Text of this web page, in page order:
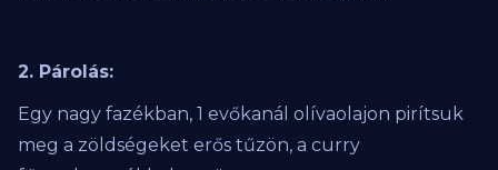
2. Párolás:
Egy nagy fazékban, 1 evőkanál olívaolajon pirítsuk
meg a zöldségeket erős tűzön, a curry